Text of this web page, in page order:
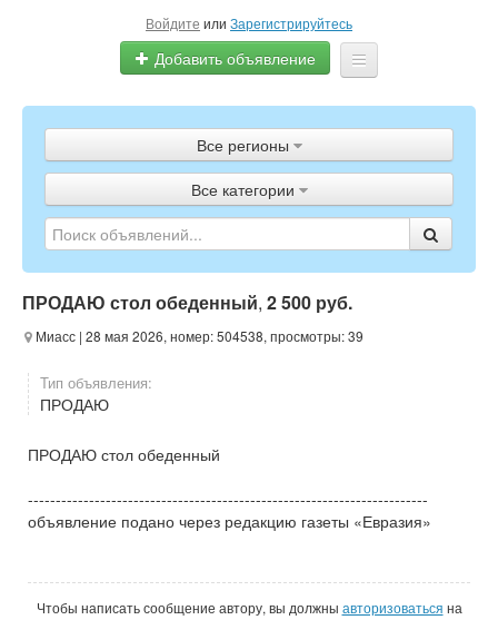
Войдите или Зарегистрируйтесь
Добавить объявление
Объявления
Полистать газету
ТВ-программа
Все регионы
Все категории
ПРОДАЮ стол обеденный, 2 500 руб.
Миасс | 28 мая 2026, номер: 504538, просмотры: 39
Тип объявления:
ПРОДАЮ
ПРОДАЮ стол обеденный
------------------------------------------------------------------------
объявление подано через редакцию газеты «Евразия»
Чтобы написать сообщение автору, вы должны авторизоваться на